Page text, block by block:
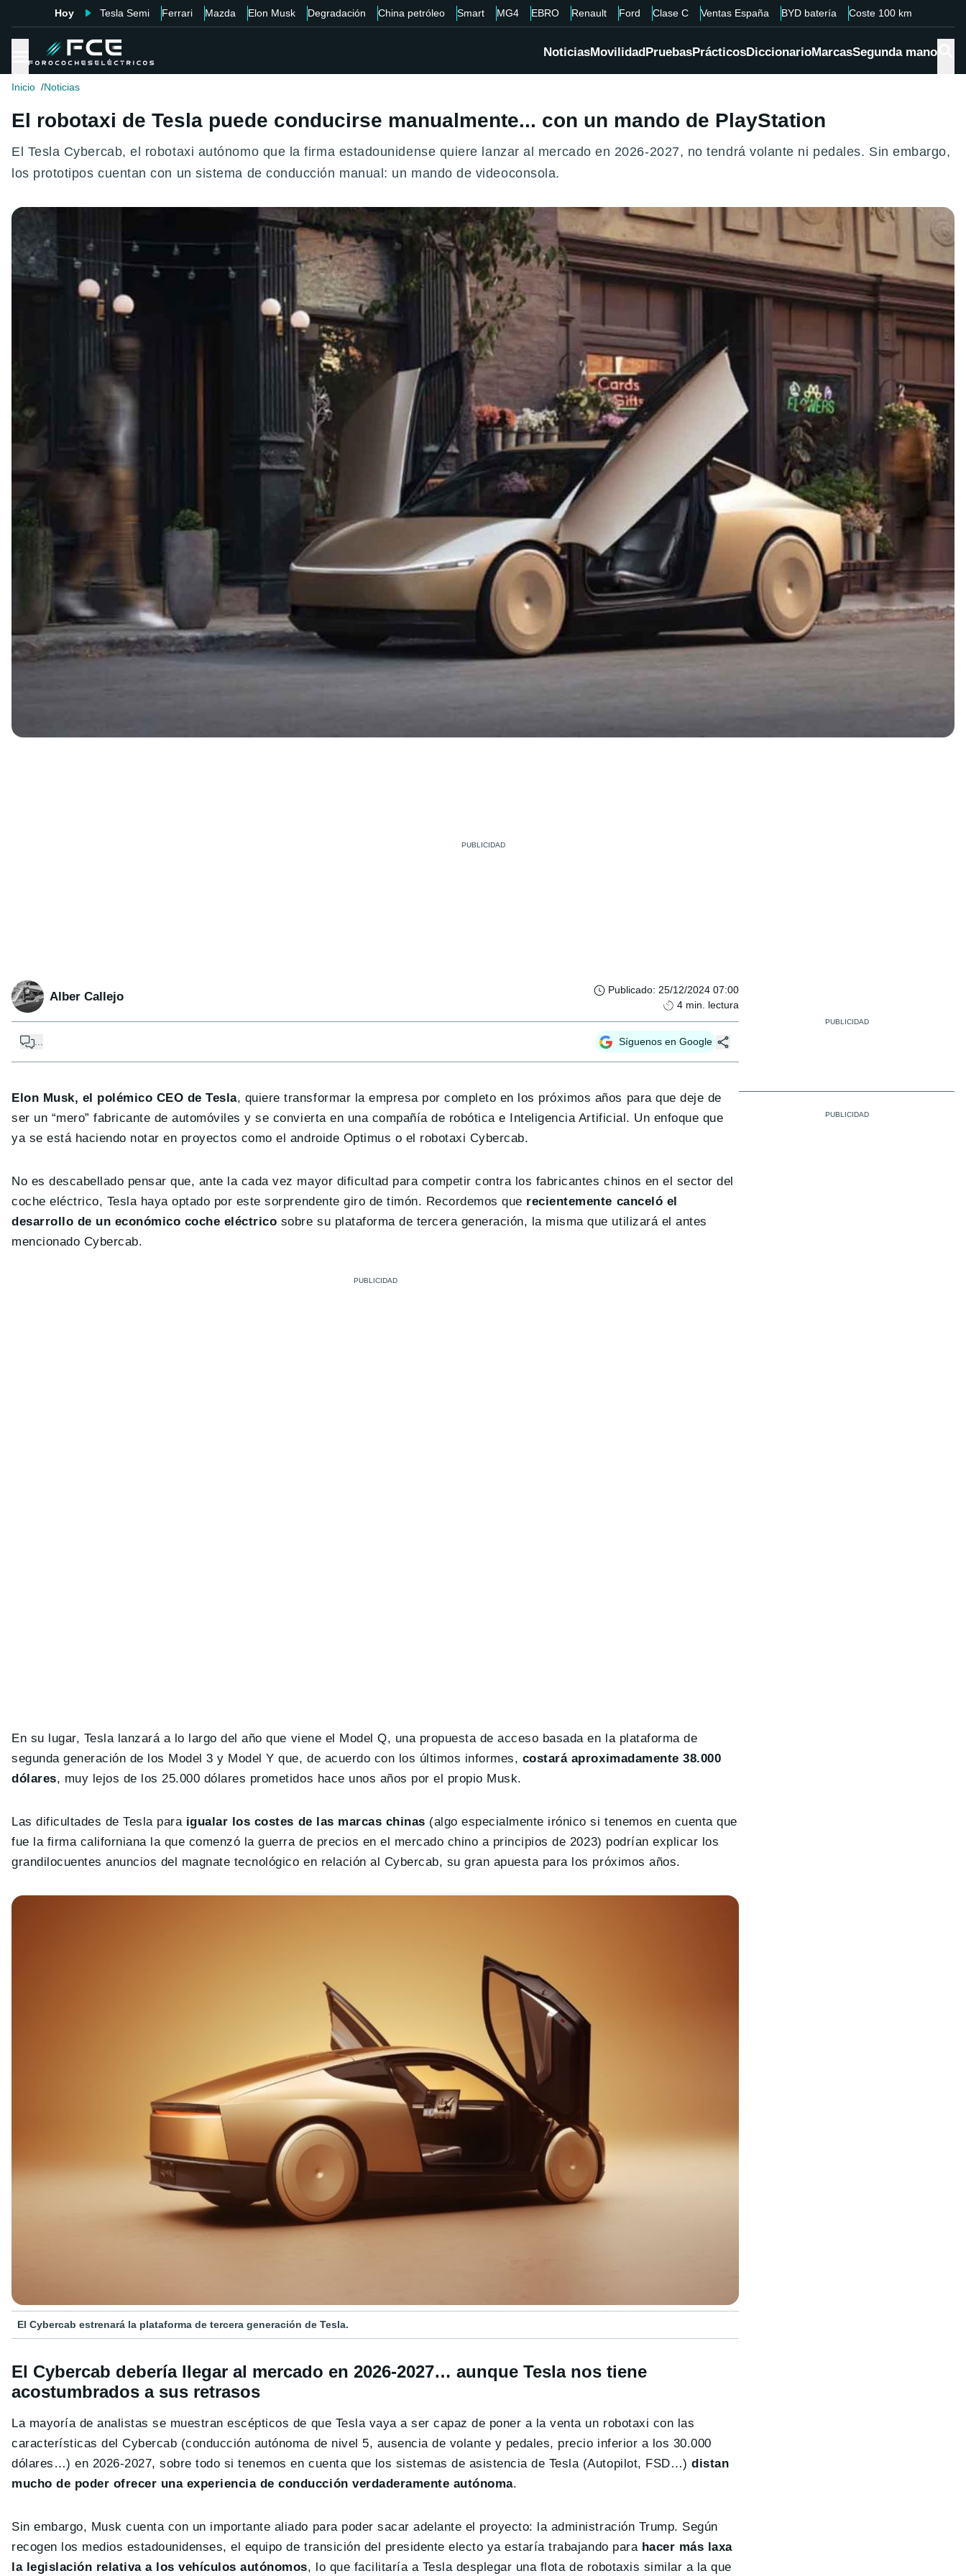
Hoy Tesla Semi Ferrari Mazda Elon Musk Degradación China petróleo Smart MG4 EBRO Renault Ford Clase C Ventas España BYD batería Coste 100 km
NoticiasMovilidadPruebasPrácticosDiccionarioMarcasSegunda mano
Inicio Noticias
El robotaxi de Tesla puede conducirse manualmente... con un mando de PlayStation
El Tesla Cybercab, el robotaxi autónomo que la firma estadounidense quiere lanzar al mercado en 2026-2027, no tendrá volante ni pedales. Sin embargo,
los prototipos cuentan con un sistema de conducción manual: un mando de videoconsola.
Alber Callejo Publicado: 25/12/2024 07:00
4 min. lectura
... Síguenos en Google
Elon Musk, el polémico CEO de Tesla, quiere transformar la empresa por completo en los próximos años para que deje de
ser un “mero” fabricante de automóviles y se convierta en una compañía de robótica e Inteligencia Artificial. Un enfoque que
ya se está haciendo notar en proyectos como el androide Optimus o el robotaxi Cybercab.
No es descabellado pensar que, ante la cada vez mayor dificultad para competir contra los fabricantes chinos en el sector del
coche eléctrico, Tesla haya optado por este sorprendente giro de timón. Recordemos que recientemente canceló el
desarrollo de un económico coche eléctrico sobre su plataforma de tercera generación, la misma que utilizará el antes
mencionado Cybercab.
En su lugar, Tesla lanzará a lo largo del año que viene el Model Q, una propuesta de acceso basada en la plataforma de
segunda generación de los Model 3 y Model Y que, de acuerdo con los últimos informes, costará aproximadamente 38.000
dólares, muy lejos de los 25.000 dólares prometidos hace unos años por el propio Musk.
Las dificultades de Tesla para igualar los costes de las marcas chinas (algo especialmente irónico si tenemos en cuenta que
fue la firma californiana la que comenzó la guerra de precios en el mercado chino a principios de 2023) podrían explicar los
grandilocuentes anuncios del magnate tecnológico en relación al Cybercab, su gran apuesta para los próximos años.
El Cybercab estrenará la plataforma de tercera generación de Tesla.
El Cybercab debería llegar al mercado en 2026-2027… aunque Tesla nos tiene
acostumbrados a sus retrasos
La mayoría de analistas se muestran escépticos de que Tesla vaya a ser capaz de poner a la venta un robotaxi con las
características del Cybercab (conducción autónoma de nivel 5, ausencia de volante y pedales, precio inferior a los 30.000
dólares…) en 2026-2027, sobre todo si tenemos en cuenta que los sistemas de asistencia de Tesla (Autopilot, FSD…)distan
mucho de poder ofrecer una experiencia de conducción verdaderamente autónoma.
Sin embargo, Musk cuenta con un importante aliado para poder sacar adelante el proyecto: la administración Trump. Según
recogen los medios estadounidenses, el equipo de transición del presidente electo ya estaría trabajando para hacer más laxa
la legislación relativa a los vehículos autónomos, lo que facilitaría a Tesla desplegar una flota de robotaxis similar a la que